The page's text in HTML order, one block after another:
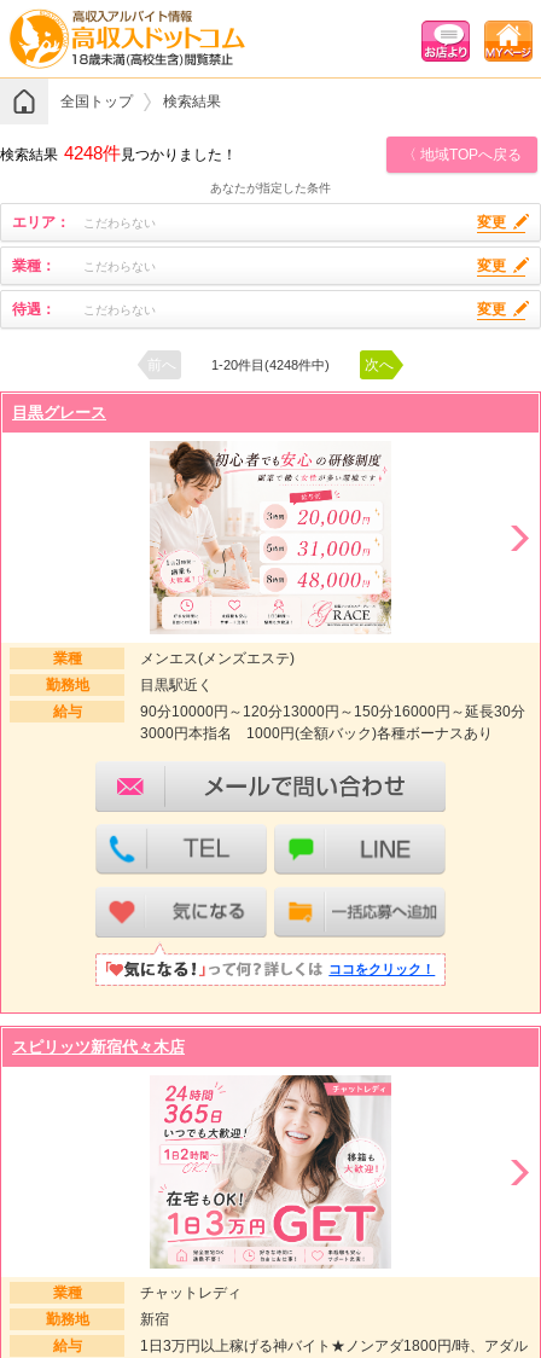
全国トップ 検索結果
検索結果 4248件見つかりました！ 〈 地域TOPへ戻る
あなたが指定した条件
エリア： こだわらない 変更
業種： こだわらない 変更
待遇： こだわらない 変更
前へ 1-20件目(4248件中) 次へ
目黒グレース
業種
メンエス(メンズエステ)
勤務地
目黒駅近く
給与
90分10000円～120分13000円～150分16000円～延長30分
3000円本指名 1000円(全額バック)各種ボーナスあり
ココをクリック！
スピリッツ新宿代々木店
業種
チャットレディ
勤務地
新宿
給与
1日3万円以上稼げる神バイト★ノンアダ1800円/時、アダル